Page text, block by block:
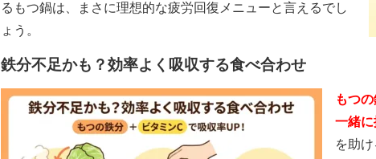
るもつ鍋は、まさに理想的な疲労回復メニューと言えるでし
ょう。
鉄分不足かも？効率よく吸収する食べ合わせ
もつ
一緒
を助け